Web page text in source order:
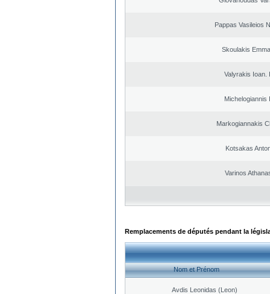
Pappas Vasileios
Skoulakis
Valyrakis Ioan.
Michelogiannis
Markogiannakis
Kotsakas
Varinos
Remplacements de députés pendant la
Nom et Prénom
Avdis Leonidas (Leon)